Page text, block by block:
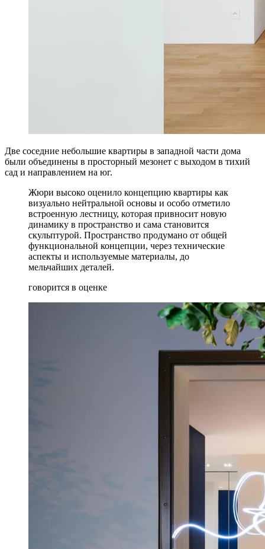
Две соседние небольшие квартиры в западной части дома
были объединены в просторный мезонет с выходом в тихий
сад и направлением на юг.
Жюри высоко оценило концепцию квартиры как
визуально нейтральной основы и особо отметило
встроенную лестницу, которая привносит новую
динамику в пространство и сама становится
скульптурой. Пространство продумано от общей
функциональной концепции, через технические
аспекты и используемые материалы, до
мельчайших деталей.
говорится в оценке